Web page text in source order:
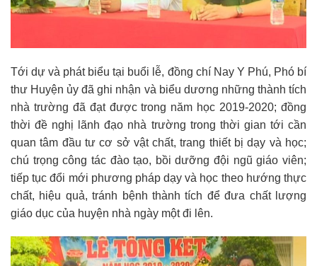
Tới dự và phát biểu tại buổi lễ, đồng chí Nay Y Phú, Phó bí
thư Huyện ủy đã ghi nhận và biểu dương những thành tích
nhà trường đã đạt được trong năm học 2019-2020; đồng
thời đề nghị lãnh đạo nhà trường trong thời gian tới cần
quan tâm đầu tư cơ sở vật chất, trang thiết bị dạy và học;
chú trọng công tác đào tạo, bồi dưỡng đội ngũ giáo viên;
tiếp tục đổi mới phương pháp dạy và học theo hướng thực
chất, hiệu quả, tránh bệnh thành tích để đưa chất lượng
giáo dục của huyện nhà ngày một đi lên.